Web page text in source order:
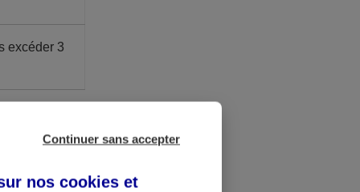
excéder 3
à 41,136 €.Continuer sans accepter
nos cookies et